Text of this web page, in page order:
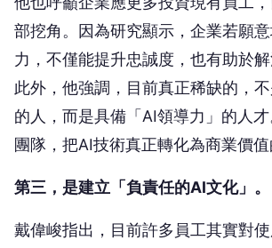
部挖角。因為研究顯示，企業若願
力，不僅能提升忠誠度，也有助於解
此外，他強調，目前真正稀缺的，
的人，而是具備「AI領導力」的人
團隊，把AI技術真正轉化為商業價值
第三，是建立「負責任的AI文化」。
戴偉峻指出，目前許多員工其實對